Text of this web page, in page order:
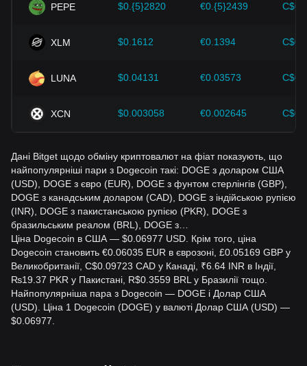
PEPE $0.{5}2820 €0.{5}2439
XLM $0.1612 €0.1394
LUNA $0.04131 €0.03573
XCN $0.003058 €0.002645
Дані Bitget щодо обміну криптовалют на фіат показують, що
найпопулярніші пари з Dogecoin такі: DOGE з доларом США
(USD), DOGE з євро (EUR), DOGE з фунтом стерлінгів (GBP),
DOGE з канадським доларом (CAD), DOGE з індійською рупією
(INR), DOGE з пакистанською рупією (PKR), DOGE з
бразильським реалом (BRL), DOGE з…
Ціна Dogecoin в США — $0.06977 USD. Крім того, ціна
Dogecoin становить €0.06035 EUR в єврозоні, £0.05169 GBP у
Великобританії, C$0.09723 CAD у Канаді, ₹6.64 INR в Індії,
₨19.37 PKR у Пакистані, R$0.3559 BRL у Бразилії тощо.
Найпопулярніша пара з Dogecoin — DOGE і Долар США
(USD). Ціна 1 Dogecoin (DOGE) у валюті Долар США (USD) —
$0.06977.